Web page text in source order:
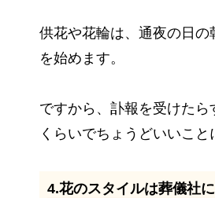
供花や花輪は、通夜の日の
を始めます。
ですから、訃報を受けたら
くらいでちょうどいいこと
4.花のスタイルは葬儀社